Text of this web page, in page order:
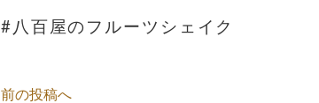
#八百屋のフルーツシェイク
前の投稿へ